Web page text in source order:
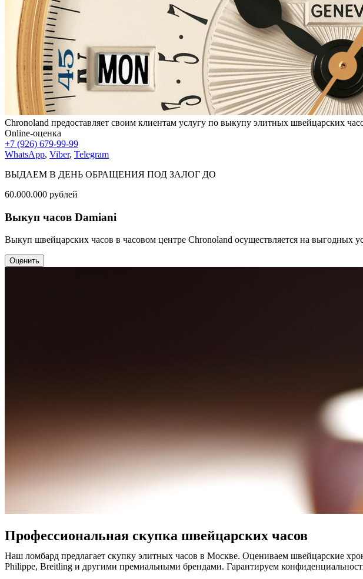
Chronoland предоставляет своим клиентам услугу по выкупу элитных швейцарских
Online-оценка
+7 (926) 679-99-99
WhatsApp, Viber, Telegram
ВЫДАЕМ В ДЕНЬ ОБРАЩЕНИЯ ПОД ЗАЛОГ ДО
60.000.000 рублей
Выкуп часов Damiani
Выкуп швейцарских часов в часовом центре Chronoland осуществляется на выгодных
Оценить
Профессиональная скупка швейцарских часов
Наш ломбард предлагает скупку элитных часов в Москве. Оцениваем швейцарские
Philippe, Breitling и другими премиальными брендами. Гарантируем